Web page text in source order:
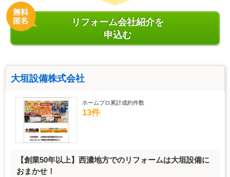
リフォーム会社紹介を
申込む
大垣設備株式会社
ホームプロ累計成約件数
13件
【創業50年以上】西濃地方でのリフォームは大垣設備に
おまかせ！